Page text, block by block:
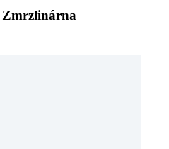
Zmrzlinárna